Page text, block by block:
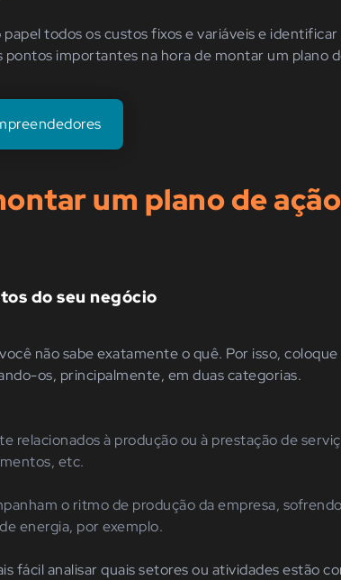
todos os custos fixos e variáveis e
pontos importantes na hora de montar um plano
um plano de
do seu negócio
não sabe exatamente o quê. Por isso,
os, principalmente, em duas categorias.
relacionados à produção ou à prestação de
etc.
o ritmo de produção da empresa,
energia, por exemplo.
fácil analisar quais setores ou atividades estão